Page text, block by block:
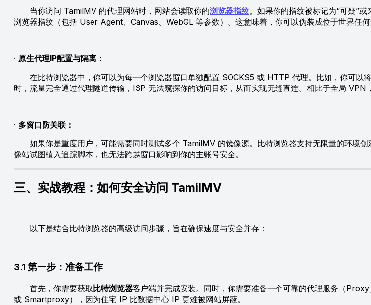
当你访问 TamilMV 的代理网站时，网站会读取你的浏览器指纹。如果你的指纹被标记为“可疑”
浏览器指纹（包括 User Agent、Canvas、WebGL 等参数）。这意味着，你可以伪装成位于世界任何
· 原生代理IP配置与隔离：
在比特浏览器中，你可以为每一个浏览器窗口单独配置 SOCKS5 或 HTTP 代理。比如，你可以
时，流量完全通过代理隧道传输，ISP 无法窥探你的访问目标，从而实现无缝直连。相比于全局 VPN
· 多窗口防关联：
如果你是重度用户，可能需要同时测试多个 TamilMV 的镜像源。比特浏览器支持无限量的环境
像站试图植入追踪脚本，也无法跨越窗口影响到你的主账号安全。
三、实战教程：如何安全访问 TamilMV
以下是结合比特浏览器的高级访问步骤，旨在确保速度与安全并存：
3.1 第一步：准备工作
首先，你需要获取 比特浏览器客户端并完成安装。同时，你需要准备一个可靠的代理服务（
或 Smartproxy），因为住宅 IP 比数据中心 IP 更难被网站屏蔽。